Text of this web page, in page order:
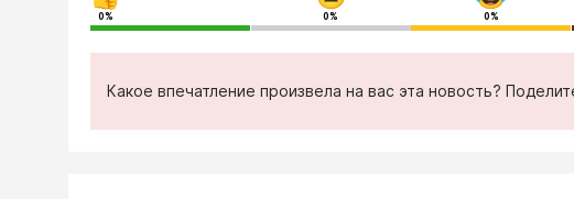
0% 0% 0%
Какое впечатление произвела на вас эта новость?